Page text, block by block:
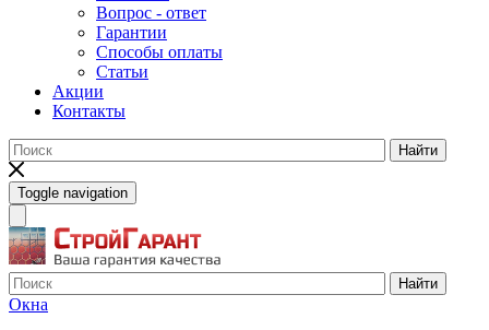
Вопрос - ответ
Гарантии
Способы оплаты
Статьи
Акции
Контакты
Найти
Toggle navigation
Найти
Окна